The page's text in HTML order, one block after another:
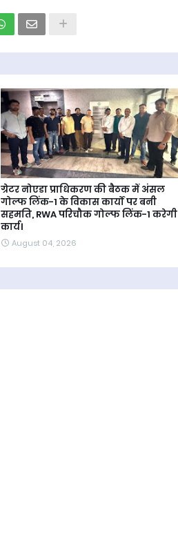
ग्रेटर नोएडा प्राधिकरण की बैठक में अंसल
गोल्फ लिंक-1 के विकास कार्यों पर बनी
सहमति, RWA परिचौक गोल्फ लिंक-1 करेगी
कार्य।
August 04, 2026